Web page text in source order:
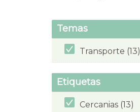
Temas
Transporte (13)
Etiquetas
Cercanias (13)